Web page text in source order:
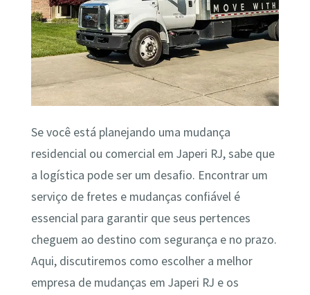
Se você está planejando uma mudança
residencial ou comercial em Japeri RJ, sabe que
a logística pode ser um desafio. Encontrar um
serviço de fretes e mudanças confiável é
essencial para garantir que seus pertences
cheguem ao destino com segurança e no prazo.
Aqui, discutiremos como escolher a melhor
empresa de mudanças em Japeri RJ e os